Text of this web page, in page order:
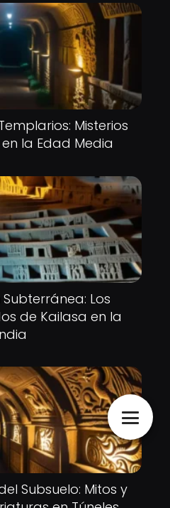
Misterios
la Edad Media
Los
de Kailasa en la
Subsuelo: Mitos y